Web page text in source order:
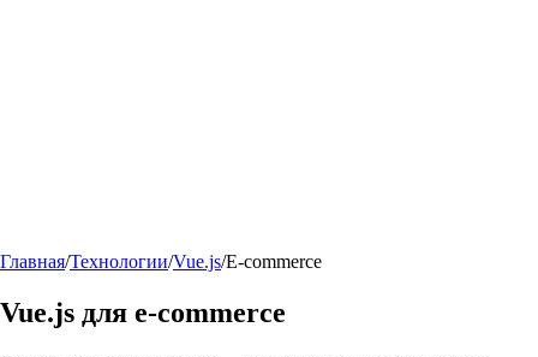
Главная/Технологии/Vue.js/E-commerce
Vue.js для e-commerce